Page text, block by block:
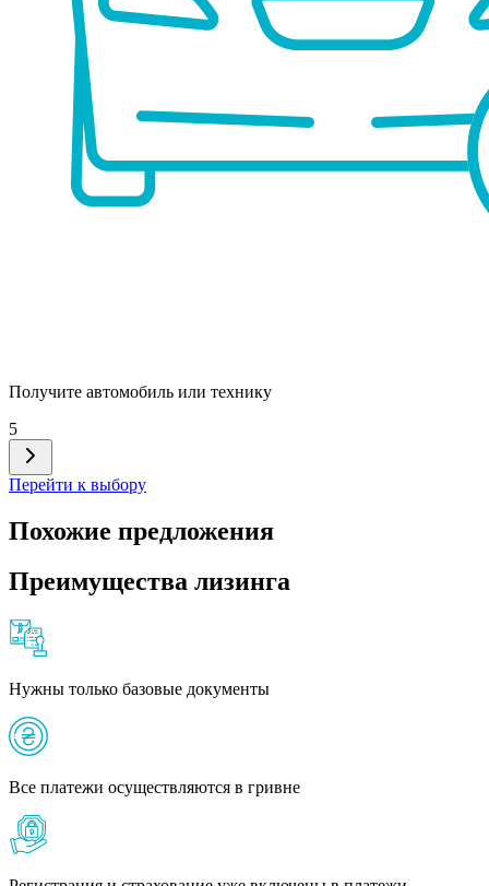
Получите автомобиль или технику
5
Перейти к выбору
Похожие предложения
Преимущества лизинга
Нужны только базовые документы
Все платежи осуществляются в гривне